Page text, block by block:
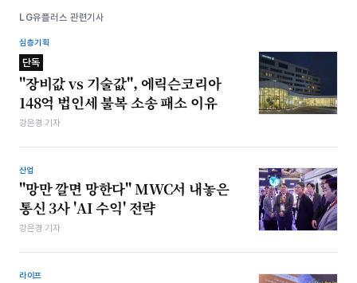
LG유플러스 관련기사
심층기획
단독
"장비값 vs 기술값", 에릭슨코리아
148억 법인세 불복 소송 패소 이유
강은경 기자
산업
"망만 깔면 망한다" MWC서 내놓은
통신 3사 'AI 수익' 전략
강은경 기자
라이프